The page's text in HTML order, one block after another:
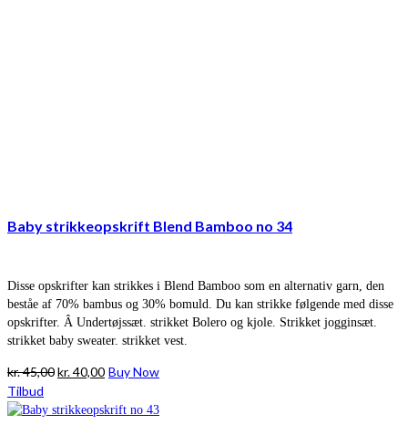
Baby strikkeopskrift Blend Bamboo no 34
Disse opskrifter kan strikkes i Blend Bamboo som en alternativ garn, den
beståe af 70% bambus og 30% bomuld. Du kan strikke følgende med disse
opskrifter. Â Undertøjssæt. strikket Bolero og kjole. Strikket jogginsæt.
strikket baby sweater. strikket vest.
kr.45,00Den
pris
kr.40,00Den
pris
Buy Now
Tilbud